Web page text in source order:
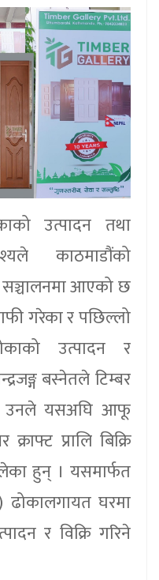
उत्पादन तथा
काठमाडौंको
सञ्चालनमा आएको छ
गरेका र पछिल्लो
उत्पादन र
बस्नेतले टिम्बर
उनले यसअघि आफू
प्रालि बिक्रि
हुन् । यसमार्फत
ढोकालगायत घरमा
र विक्रि गरिने